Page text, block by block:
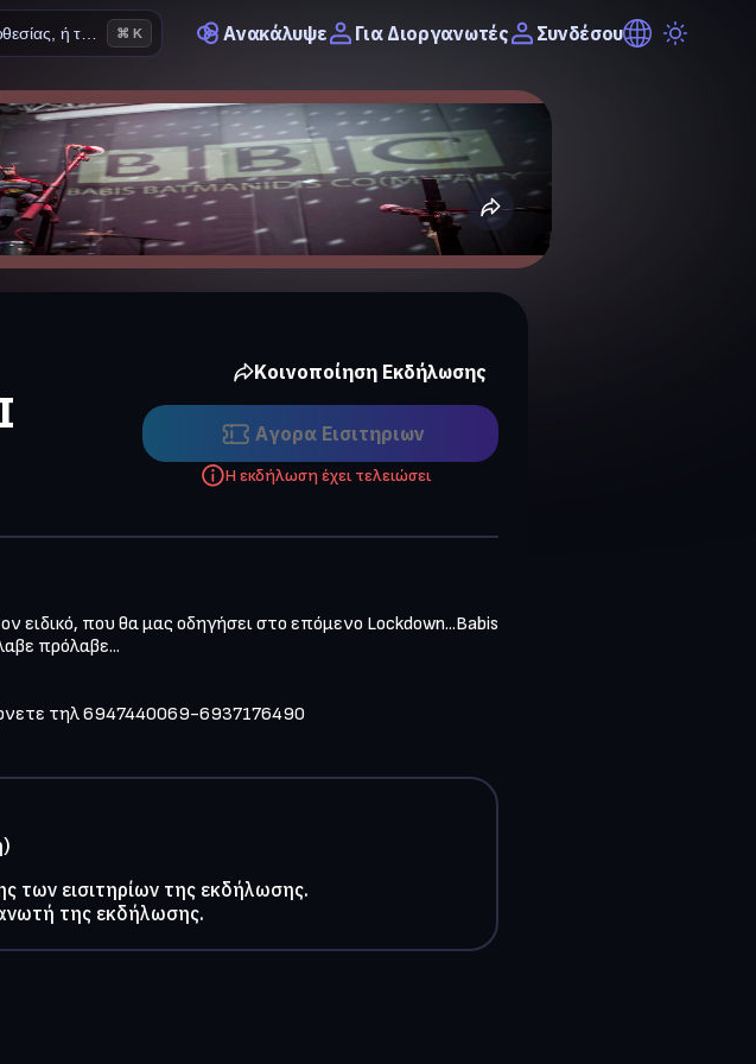
ή ταινίας⌘ K Ανακάλυψε Για Διοργανωτές Συνδέσου
Κοινοποίηση Εκδήλωσης
Αγορα Eισιτηριων
Η εκδήλωση έχει τελειώσει
ειδικό, που θα μας οδηγήσει στο επόμενο Lockdown...Babis
πρόλαβε...
τηλ 6947440069-6937176490
των εισιτηρίων της εκδήλωσης.
της εκδήλωσης.